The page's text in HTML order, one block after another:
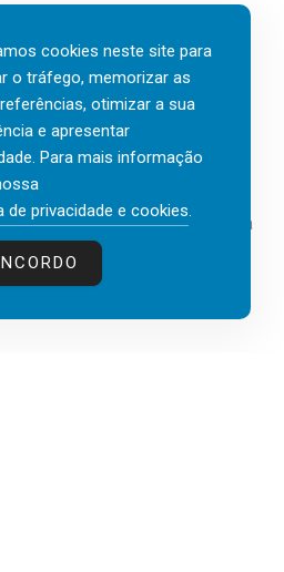
as férias, os fins-de-
que a casa fica mais
Global Outlook 2026
global em serviços de
artificial (IA), acaba
cookies neste site para
o tráfego, memorizar as
otimizar a sua
e apresentar
Para mais informação
de privacidade e cookies.